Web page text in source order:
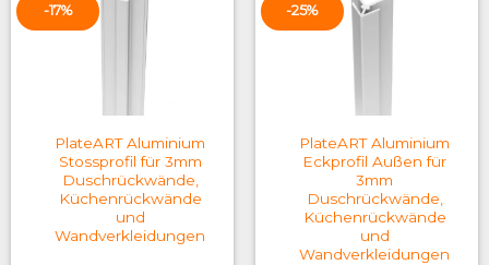
-17%
PlateART Aluminium
Stossprofil für 3mm
Duschrückwände,
Küchenrückwände
und
Wandverkleidungen
-25%
PlateART Aluminium
Eckprofil Außen für
3mm
Duschrückwände,
Küchenrückwände
und
Wandverkleidungen